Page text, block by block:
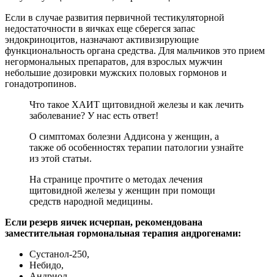
Если в случае развития первичной тестикуляторной
недостаточности в яичках еще сберегся запас
эндокриноцитов, назначают активизирующие
функциональность органа средства. Для мальчиков это прием
негормональных препаратов, для взрослых мужчин
небольшие дозировки мужских половых гормонов и
гонадотропинов.
Что такое ХАИТ щитовидной железы и как лечить
заболевание? У нас есть ответ!
О симптомах болезни Аддисона у женщин, а
также об особенностях терапии патологии узнайте
из этой статьи.
На странице прочтите о методах лечения
щитовидной железы у женщин при помощи
средств народной медицины.
Если резерв яичек исчерпан, рекомендована
заместительная гормональная терапия андрогенами:
Сустанол-250,
Небидо,